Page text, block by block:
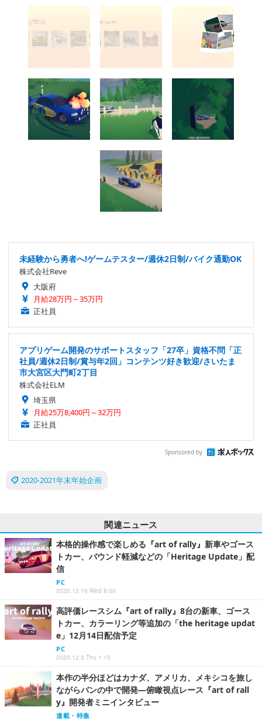
未経験から勇者へ!ゲームテスター/週休2日制/バイク通勤OK
株式会社Reve
大阪府
月給28万円～35万円
正社員
アプリゲーム開発のサポートスタッフ「27卒」資格不問「正
社員/週休2日制/賞与年2回」コンテンツ好き歓迎/さいたま
市大宮区大門町2丁目
株式会社ELM
埼玉県
月給25万8,400円～32万円
正社員
Sponsored by
2020-2021年末年始企画
関連ニュース
本格的操作感で楽しめる『art of rally』新車やゴース
トカー、バウンド軽減などの「Heritage Update」配
信
PC
2020.12.16 Wed 8:00
高評価レースシム『art of rally』8台の新車、ゴース
トカー、カラーリング等追加の「the heritage updat
e」12月14日配信予定
PC
2020.12.3 Thu 1:15
本作の半分ほどはカナダ、アメリカ、メキシコを旅し
ながらバンの中で開発―俯瞰視点レース『art of rall
y』開発者ミニインタビュー
連載・特集